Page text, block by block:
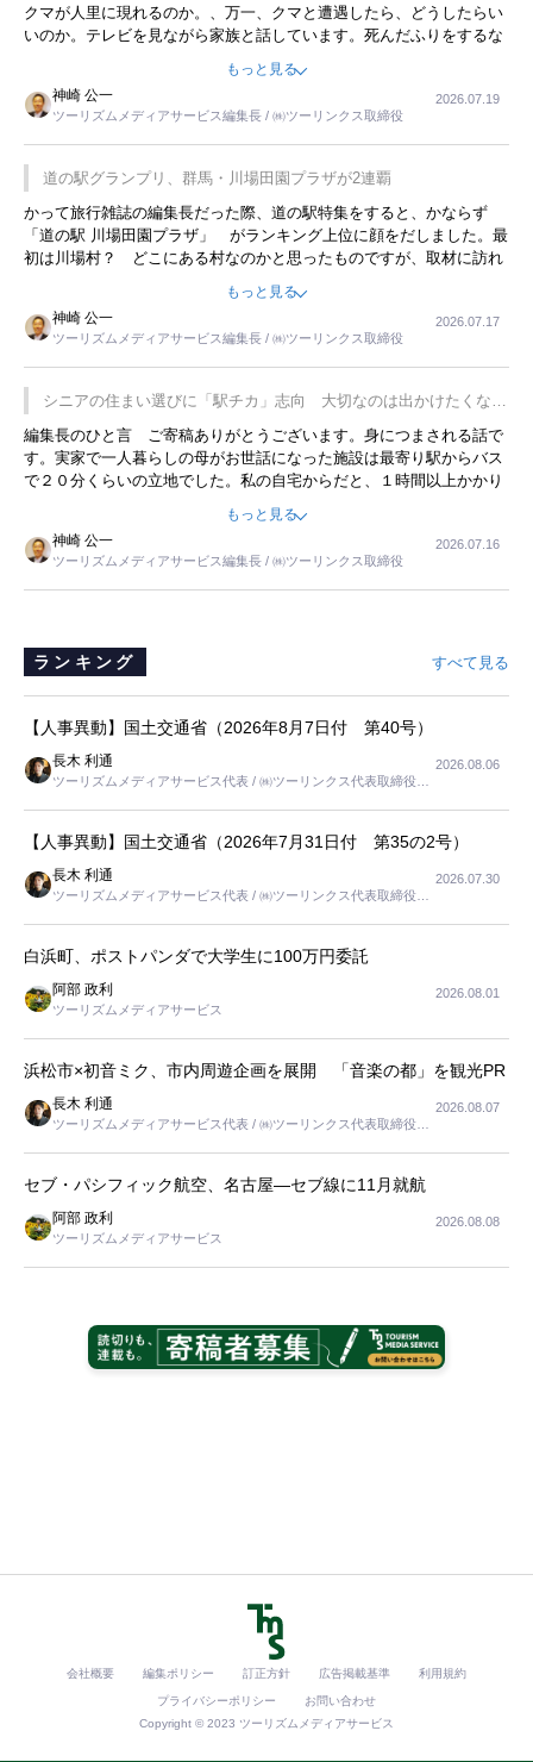
クマが人里に現れるのか。、万一、クマと遭遇したら、どうしたらい
いのか。テレビを見ながら家族と話しています。死んだふりをするな
んてことは、冗談でもいえません。そんな中で、この企画展はタイム
もっと見る
神崎 公一
ツーリズムメディアサービス編集長 / ㈱ツーリンクス取締役
2026.07.19
道の駅グランプリ、群馬・川場田園プラザが2連覇
かって旅行雑誌の編集長だった際、道の駅特集をすると、かならず
「道の駅 川場田園プラザ」 がランキング上位に顔をだしました。最
初は川場村？ どこにある村なのかと思ったものですが、取材に訪れ
永井 彰一社長にインタビューしたら、興味深い話が次々が飛び出しま
した。プレゼンも巧みで、今でも思い出すことが２つあります。一つ
は、従業員に東京ディズニーランドを見学させ、サービス業、接客業
の何かを理解してもらっていることです。 もう一つは1800円もする
プレミアムヨーグルトを販売するにあたり、社内に懸念もあったそう
です。永井社長は、駐車場に都内ナンバーの高級外車が停まっている
ことに目をつけ、高級商品でも売れると確信したそうです。今回の記
事を懐かしく読みました。
もっと見る
神崎 公一
ツーリズムメディアサービス編集長 / ㈱ツーリンクス取締役
2026.07.17
シニアの住まい選びに「駅チカ」志向 大切なのは出かけたくなる
暮らし
編集長のひと言 ご寄稿ありがとうございます。身につまされる話で
す。実家で一人暮らしの母がお世話になった施設は最寄り駅からバス
で２０分くらいの立地でした。私の自宅からだと、１時間以上かかり
ました。母の住まいから近いという理由で、その施設を選択したので
すが、私と妹にとっては、半日仕事ででした。シニアの住まい選び
は、当人だけではなく、世話をする家族の足の便も考えない外池ない
と思いました。
もっと見る
神崎 公一
ツーリズムメディアサービス編集長 / ㈱ツーリンクス取締役
2026.07.16
ランキング すべて見る
【人事異動】国土交通省（2026年8月7日付 第40号）
長木 利通
ツーリズムメディアサービス代表 / ㈱ツーリンクス代表取締役社
2026.08.06
【人事異動】国土交通省（2026年7月31日付 第35の2号）
長木 利通
ツーリズムメディアサービス代表 / ㈱ツーリンクス代表取締役社
2026.07.30
白浜町、ポストパンダで大学生に100万円委託
阿部 政利
ツーリズムメディアサービス
2026.08.01
浜松市×初音ミク、市内周遊企画を展開 「音楽の都」を観光PR
長木 利通
ツーリズムメディアサービス代表 / ㈱ツーリンクス代表取締役社
2026.08.07
セブ・パシフィック航空、名古屋―セブ線に11月就航
阿部 政利
ツーリズムメディアサービス
2026.08.08
会社概要 編集ポリシー 訂正方針 広告掲載基準 利用規約
プライバシーポリシー
お問い合わせ
Copyright © 2023 ツーリズムメディアサービス